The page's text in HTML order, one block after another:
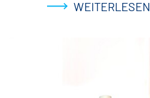
WEITERLESEN